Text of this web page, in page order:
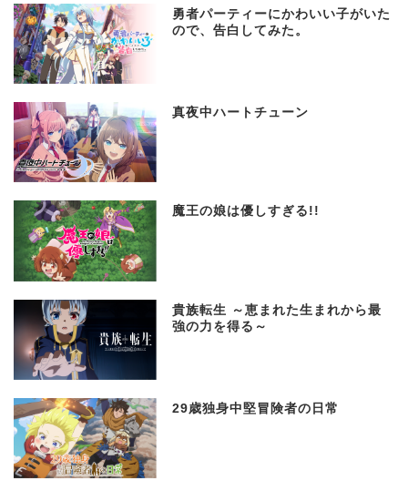
勇者パーティーにかわいい子がいた
ので、告白してみた。
真夜中ハートチューン
魔王の娘は優しすぎる!!
貴族転生 ～恵まれた生まれから最
強の力を得る～
29歳独身中堅冒険者の日常